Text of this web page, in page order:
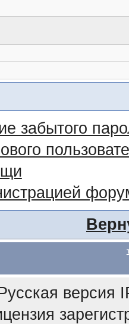
забытого
версия